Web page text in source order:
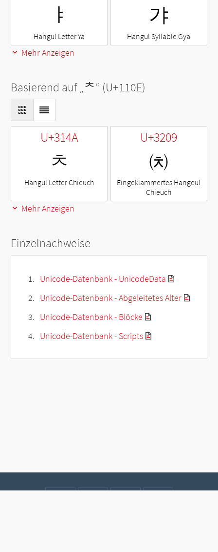
ㅑ
Hangul Letter Ya
갸
Hangul Syllable Gya
Mehr Anzeigen
Basierend auf „ᄎ“ (U+110E)
U+314A
ㅊ
Hangul Letter Chieuch
U+3209
㈉
Eingeklammertes Hangeul
Chieuch
Mehr Anzeigen
Einzelnachweise
Unicode-Datenbank - UnicodeData
Unicode-Datenbank - Abgeleitetes Alter
Unicode-Datenbank - Blöcke
Unicode-Datenbank - Scripts